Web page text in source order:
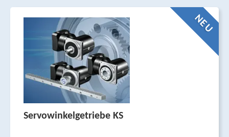
NEU
Servowinkelgetriebe KS